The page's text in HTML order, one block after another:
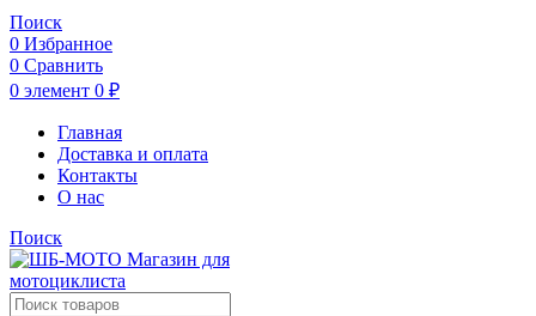
Поиск
0 Избранное
0 Сравнить
0 элемент 0 ₽
Главная
Доставка и оплата
Контакты
О нас
Поиск